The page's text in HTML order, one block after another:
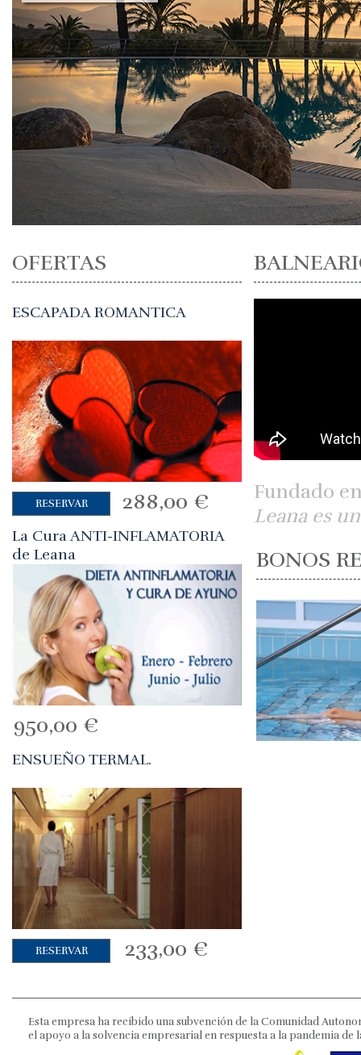
OFERTAS
ESCAPADA ROMANTICA
RESERVAR 288,00 €
La Cura ANTI-INFLAMATORIA
de Leana
950,00 €
ENSUEÑO TERMAL.
RESERVAR 233,00 €
Fundado
Leana es
BONOS
Esta empresa ha recibido una subvención de la Comunidad
el apoyo a la solvencia empresarial en respuesta a la pandemia de